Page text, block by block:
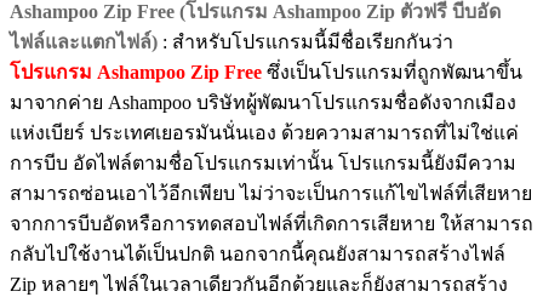
Ashampoo Zip Free (โปรแกรม Ashampoo Zip ตัวฟรี บีบอัด
ไฟล์และแตกไฟล์) : สำหรับโปรแกรมนี้มีชื่อเรียกกันว่า
โปรแกรม Ashampoo Zip Free ซึ่งเป็นโปรแกรมที่ถูกพัฒนาขึ้น
มาจากค่าย Ashampoo บริษัทผู้พัฒนาโปรแกรมชื่อดังจากเมือง
แห่งเบียร์ ประเทศเยอรมันนั่นเอง ด้วยความสามารถที่ไม่ใช่แค่
การบีบ อัดไฟล์ตามชื่อโปรแกรมเท่านั้น โปรแกรมนี้ยังมีความ
สามารถซ่อนเอาไว้อีกเพียบ ไม่ว่าจะเป็นการแก้ไขไฟล์ที่เสียหาย
จากการบีบอัดหรือการทดสอบไฟล์ที่เกิดการเสียหาย ให้สามารถ
กลับไปใช้งานได้เป็นปกติ นอกจากนี้คุณยังสามารถสร้างไฟล์
Zip หลายๆ ไฟล์ในเวลาเดียวกันอีกด้วยและก็ยังสามารถสร้าง